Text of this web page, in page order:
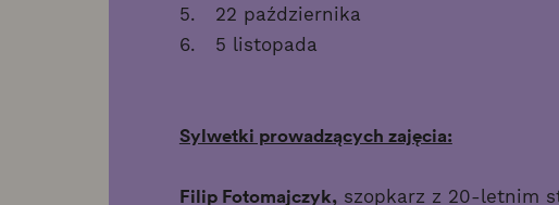
5. 22 października
6. 5 listopada
Sylwetki prowadzących zajęcia:
Filip Fotomajczyk, szopkarz z 20-letnim